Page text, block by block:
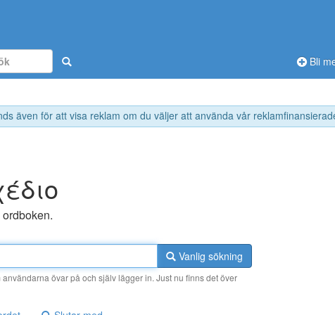
även för att visa reklam om du väljer att använda vår
Bli
ordboken.
Vanlig sökning
övar på och själv lägger in. Just nu finns det över